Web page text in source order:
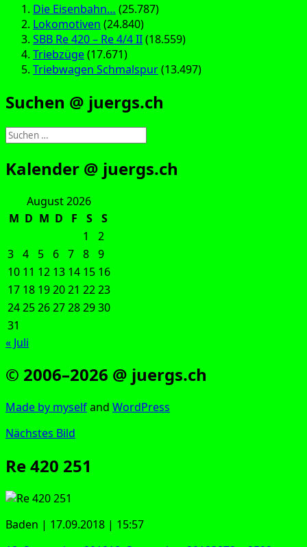
Die Eisenbahn… (25.787)
Lokomotiven (24.840)
SBB Re 420 – Re 4/4 II(18.559)
Triebzüge(17.671)
Triebwagen Schmalspur(13.497)
Suchen @ juergs.ch
Suchen
nach:
Kalender @ juergs.ch
August 2026
M D M D F S
S
1
2
3 4 5 6 7 8 9
10 11 12 13 14 15 16
17 18 192021 2223
24252627282930
31
« Juli
© 2006–2026 @ juergs.ch
Made by mys­elfand Word­Press
Nächstes Bild
Re 420 251
Baden | 17.09.2018 | 15:57